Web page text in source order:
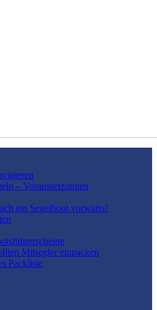
– Voraussetzungen
ein Segelboot vorwärts?
Mitsegler einpacken
Packliste